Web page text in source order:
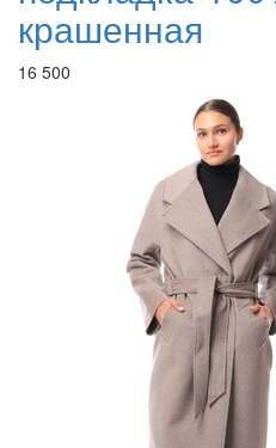
крашенная
16 500